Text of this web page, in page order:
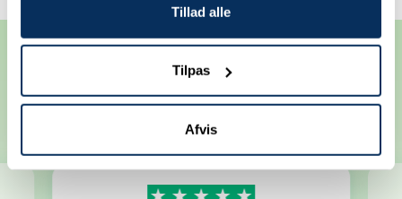
Tillad alle
Tilpas
Afvis
Anbefalet af vores kunder
Fremragende4.8/ 5
+100anmeldelser